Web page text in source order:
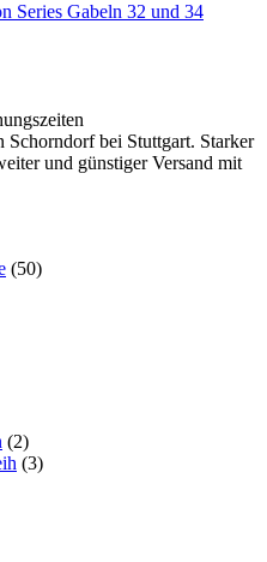
Series Gabeln 32 und 34
Schorndorf bei Stuttgart. Starker
und günstiger Versand mit
(50)
(2)
(3)